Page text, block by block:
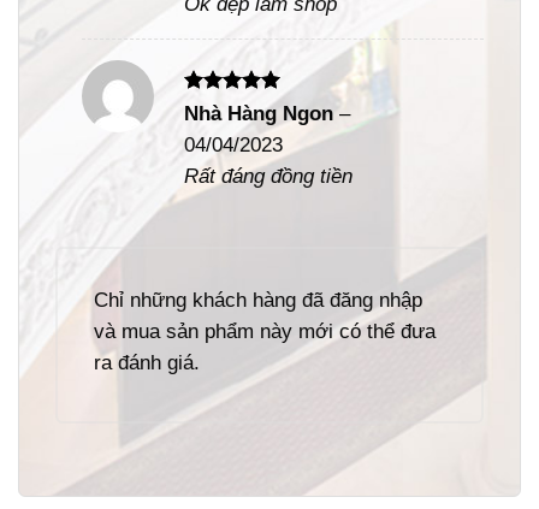
Được xếp
5
sao
Nhà Hàng Ngon–
04/04/2023
Rất đáng đồng tiền
Chỉ những khách hàng đã đăng nhập
và mua sản phẩm này mới có thể đưa
ra đánh giá.